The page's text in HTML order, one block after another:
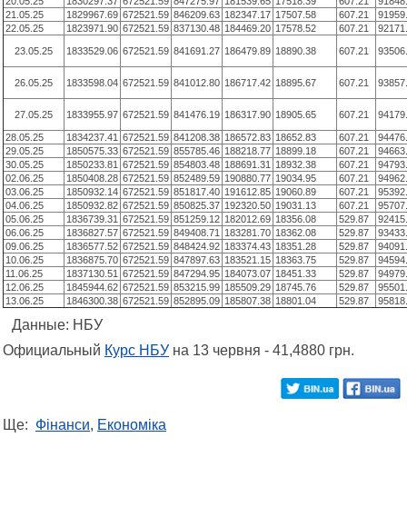
21.05.25
1829967.69 672521.59 846209.63 182347.17 17507.58 607.21
22.05.25
1823971.90 672521.59 837130.48 184469.20 17578.52 607.21
23.05.25 1833529.06 672521.59 841691.27 186479.89 18890.38 607.21
26.05.25 1833598.04 672521.59 841012.80 186717.42 18895.67 607.21
27.05.25 1833955.97 672521.59 841476.19 186317.90 18905.65 607.21
28.05.25 1834237.41 672521.59 841208.38 186572.83 18652.83 607.21
29.05.25
1850575.33 672521.59 855785.46 188218.77 18899.18 607.21
30.05.25
1850233.81 672521.59 854803.48 188691.31 18932.38 607.21
02.06.25
1850408.28 672521.59 852489.59 190880.77 19034.95 607.21
03.06.25
1850932.14 672521.59 851817.40 191612.85 19060.89 607.21
04.06.25
1850932.82 672521.59 850825.37 192320.50 19031.13 607.21
05.06.25
1836739.31 672521.59 851259.12 182012.69 18356.08 529.87
06.06.25
1836827.57 672521.59 849408.71 183281.70 18362.08 529.87
09.06.25
1836577.52 672521.59 848424.92 183374.43 18351.28 529.87
10.06.25
1836875.70 672521.59 847897.63 183521.15 18363.75 529.87
11.06.25
1837130.51 672521.59 847294.95 184073.07 18451.33 529.87
12.06.25
1845944.62 672521.59 853215.99 185509.29 18745.76 529.87
13.06.25
1846300.38 672521.59 852895.09 185807.38 18801.04 529.87
Данные: НБУ
Официальный Курс НБУ на 13 червня - 41,4880 грн.
Ще: Фінанси, Економіка